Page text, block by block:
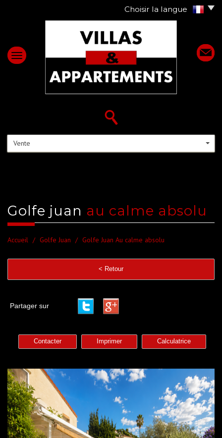
Choisir la langue
Vente
golfe juan au calme absolu
Accueil Golfe Juan Golfe Juan Au calme absolu
< Retour
Partager sur
Contacter Imprimer Calculatrice